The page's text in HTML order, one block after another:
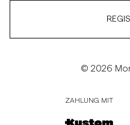
© 2026
ZAHLUNG MIT